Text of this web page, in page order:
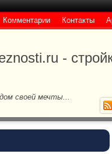
-
своей мечты...
Комментарии Контакты